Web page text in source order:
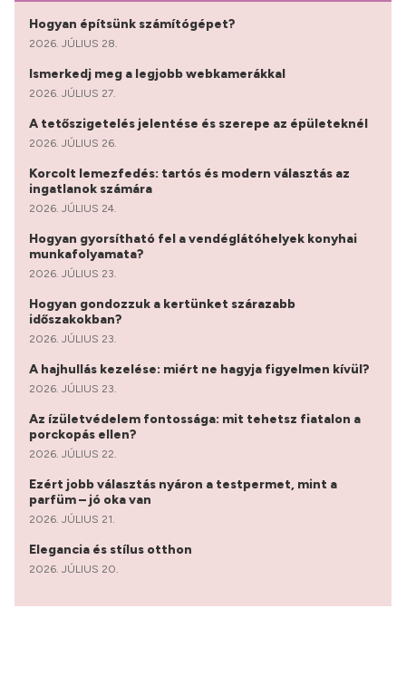
Hogyan építsünk számítógépet?
2026. JÚLIUS 28.
Ismerkedj meg a legjobb webkamerákkal
2026. JÚLIUS 27.
A tetőszigetelés jelentése és szerepe az épületeknél
2026. JÚLIUS 26.
Korcolt lemezfedés: tartós és modern választás az
ingatlanok számára
2026. JÚLIUS 24.
Hogyan gyorsítható fel a vendéglátóhelyek konyhai
munkafolyamata?
2026. JÚLIUS 23.
Hogyan gondozzuk a kertünket szárazabb
időszakokban?
2026. JÚLIUS 23.
A hajhullás kezelése: miért ne hagyja figyelmen kívül?
2026. JÚLIUS 23.
Az ízületvédelem fontossága: mit tehetsz fiatalon a
porckopás ellen?
2026. JÚLIUS 22.
Ezért jobb választás nyáron a testpermet, mint a
parfüm – jó oka van
2026. JÚLIUS 21.
Elegancia és stílus otthon
2026. JÚLIUS 20.